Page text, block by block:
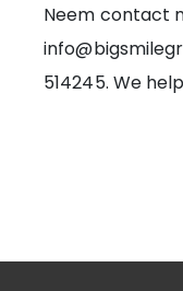
Neem contact
514245. We